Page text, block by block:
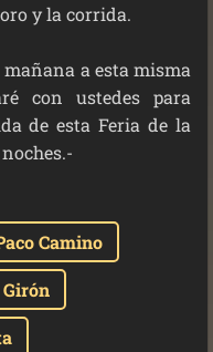
y la corrida.
a esta misma
con ustedes para
de esta Feria de la
Camino